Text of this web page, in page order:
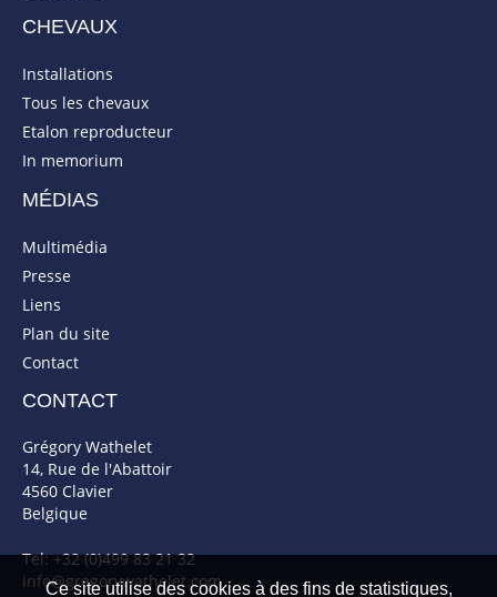
CHEVAUX
Installations
Tous les chevaux
Etalon reproducteur
In memorium
MÉDIAS
Multimédia
Presse
Liens
Plan du site
Contact
CONTACT
Grégory Wathelet
14, Rue de l'Abattoir
4560 Clavier
Belgique
Tel: +32 (0)499 83 21 32
info@gregorywathelet.com
Ce site utilise des cookies à des fins de statistiques,